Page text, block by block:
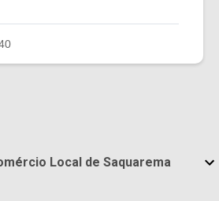
Local de Saquarema